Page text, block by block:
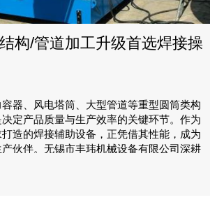
构/管道加工升级首选焊接操
器、风电塔筒、大型管道等重型圆筒类构
定产品质量与生产效率的关键环节。作为
造的焊接辅助设备，正凭借其性能，成为
伙伴。无锡市丰玮机械设备有限公司深耕
，推出高性能焊接操作架，为用户提供安
业解决方案。